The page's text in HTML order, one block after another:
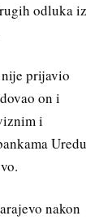
odluka iz
prijavio
on i
i
Uredu
nakon